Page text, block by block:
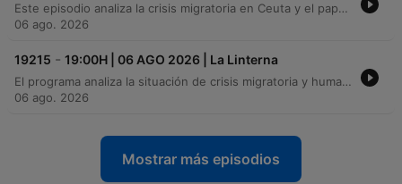
Este episodio analiza la crisis migratoria en Ceuta y el papel institucional de la Corona ante las implicaciones diplomáticas con Marruecos. Asimismo, se aborda la transición de poder en Colombia, la postura de Petro frente a De La Espriella y el clima de incertidumbre política en dicho país. El programa también ofrece un repaso por la actualidad nacional e internacional, incluyendo noticias sobre Ucrania, los riesgos del uso de dispositivos móviles en adolescentes y actualizaciones en deportes y meteorología.
06 ago. 2026
19215 - 19:00H | 06 AGO 2026 | La Linterna
El programa analiza la situación de crisis migratoria y humanitaria en Ceuta tras el encuentro del Rey con su presidente, abordando también las tensiones militares en Oriente Próximo y la alerta por el virus del Nilo. Asimismo, se examina el impacto económico y ecológico de los incendios forestales en España y la transformación de las estaciones de esquí, que buscan reinventarse mediante actividades estivales para diversificar su oferta turística.
06 ago. 2026
Mostrar más episodios